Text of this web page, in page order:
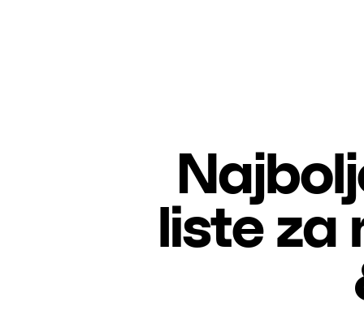
liste za